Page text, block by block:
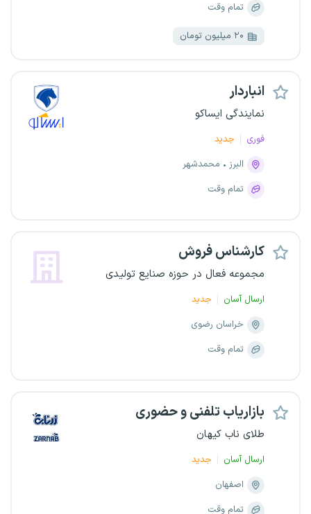
تمام وقت
۲۰ میلیون تومان
انباردار
نمایندگی ایساکو
فوری
جدید
البرز
محمدشهر
تمام وقت
کارشناس فروش
مجموعه فعال در حوزه صنایع تولیدی
ارسال آسان
جدید
خراسان رضوی
تمام وقت
بازاریاب تلفنی و حضوری
طلای ناب کیهان
ارسال آسان
جدید
اصفهان
تمام وقت